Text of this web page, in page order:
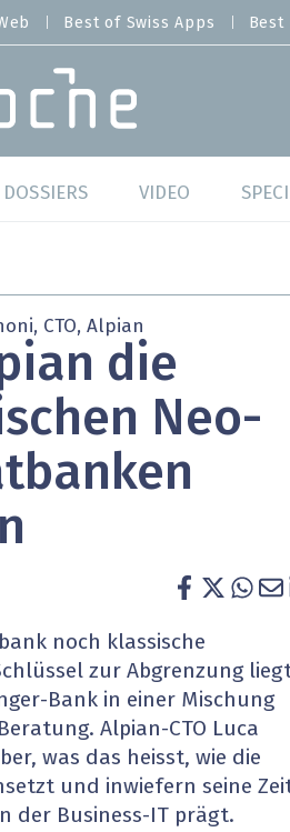
Best of Swiss Apps Best
DOSSIERS
Best of Swiss Software
SAP S/4 Hana
Arbeitswelten
Gesundheit wird digital
EU-DSGVO
XaaS, Managed Services &
Digital Banking
» alle Dossiers
VIDEO
IT
»
CTO, Alpian
die
Neo-
noch klassische
zur Abgrenzung
Bank in einer Mischung
Alpian-CTO Luca
was das heisst, wie die
und inwiefern seine
der Business-IT prägt.